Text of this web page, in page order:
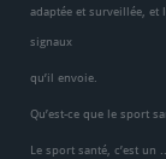
adaptée et surveillée, et
signaux
qu’il envoie.
Qu’est-ce que le sport
Le sport santé, c’est un